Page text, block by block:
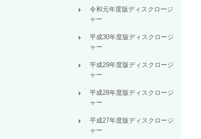
令和元年度版ディスクロージ
ャー
平成30年度版ディスクロージ
ャー
平成29年度版ディスクロージ
ャー
平成28年度版ディスクロージ
ャー
平成27年度版ディスクロージ
ャー